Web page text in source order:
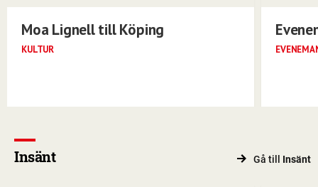
Moa Lignell till Köping
KULTUR
Insänt Gå till Insänt